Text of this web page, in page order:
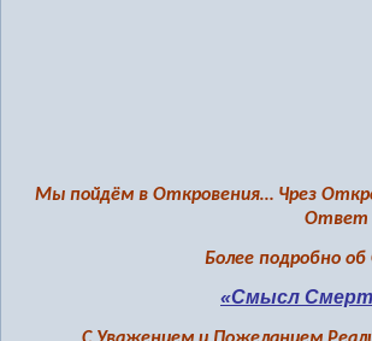
Мы пойдём в Откровения… Чрез
Ответ
Более подробно
«Смысл